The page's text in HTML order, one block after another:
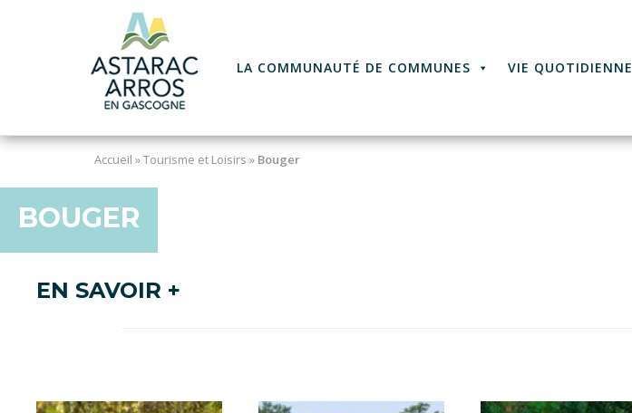
LA COMMUNAUTÉ DE COMMUNES VIE QUOTIDIENNE
Accueil »Tourisme et Loisirs » Bouger
BOUGER
EN SAVOIR +